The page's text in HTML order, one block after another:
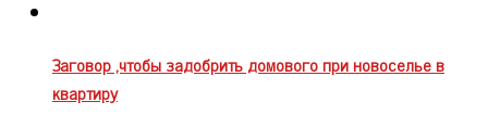
Заговор ,чтобы задобрить домового при новоселье в
квартиру